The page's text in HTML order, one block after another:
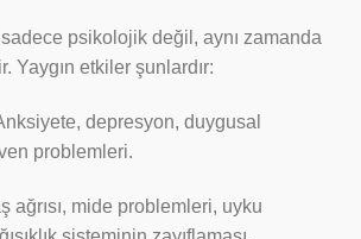
psikolojik değil, aynı zamanda
Yaygın etkiler şunlardır:
depresyon, duygusal
problemleri.
ağrısı, mide problemleri, uyku